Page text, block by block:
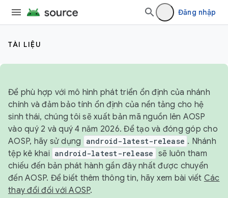
Đăng nhập
TÀI LIỆU
Để phù hợp với mô hình phát triển ổn định của nhánh
chính và đảm bảo tính ổn định của nền tảng cho hệ
sinh thái, chúng tôi sẽ xuất bản mã nguồn lên AOSP
vào quý 2 và quý 4 năm 2026. Để tạo và đóng góp cho
AOSP, hãy sử dụng
android-latest-release . Nhánh
tệp kê khai android-latest-release sẽ luôn tham
chiếu đến bản phát hành gần đây nhất được chuyển
đến AOSP. Để biết thêm thông tin, hãy xem bài viết Các
thay đổi đối với AOSP.